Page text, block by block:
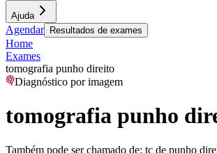
Ajuda
Agendar Resultados de exames
Home
Exames
tomografia punho direito
Diagnóstico por imagem
tomografia punho
Também pode ser chamado de: tc de punho